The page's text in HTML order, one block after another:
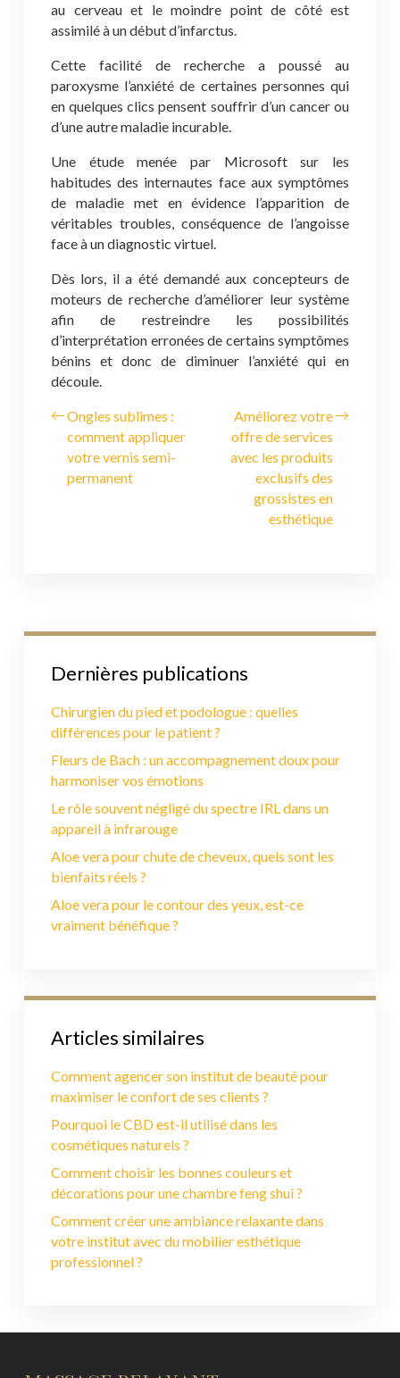
au cerveau et le moindre point de côté est
assimilé à un début d’infarctus.
Cette facilité de recherche a poussé au
paroxysme l’anxiété de certaines personnes qui
en quelques clics pensent souffrir d’un cancer ou
d’une autre maladie incurable.
Une étude menée par Microsoft sur les
habitudes des internautes face aux symptômes
de maladie met en évidence l’apparition de
véritables troubles, conséquence de l’angoisse
face à un diagnostic virtuel.
Dès lors, il a été demandé aux concepteurs de
moteurs de recherche d’améliorer leur système
afin de restreindre les possibilités
d’interprétation erronées de certains symptômes
bénins et donc de diminuer l’anxiété qui en
découle.
Ongles sublimes :
comment appliquer
votre vernis semi-
permanent
Améliorez votre
offre de services
avec les produits
exclusifs des
grossistes en
esthétique
Dernières publications
Chirurgien du pied et podologue : quelles
différences pour le patient ?
Fleurs de Bach : un accompagnement doux pour
harmoniser vos émotions
Le rôle souvent négligé du spectre IRL dans un
appareil à infrarouge
Aloe vera pour chute de cheveux, quels sont les
bienfaits réels ?
Aloe vera pour le contour des yeux, est-ce
vraiment bénéfique ?
Articles similaires
Comment agencer son institut de beauté pour
maximiser le confort de ses clients ?
Pourquoi le CBD est-il utilisé dans les
cosmétiques naturels ?
Comment choisir les bonnes couleurs et
décorations pour une chambre feng shui ?
Comment créer une ambiance relaxante dans
votre institut avec du mobilier esthétique
professionnel ?